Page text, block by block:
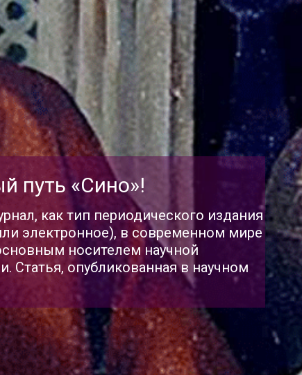
как тип периодического издания
электронное), в современном мире
носителем научной
Статья, опубликованная в научном
путь «Сино»!